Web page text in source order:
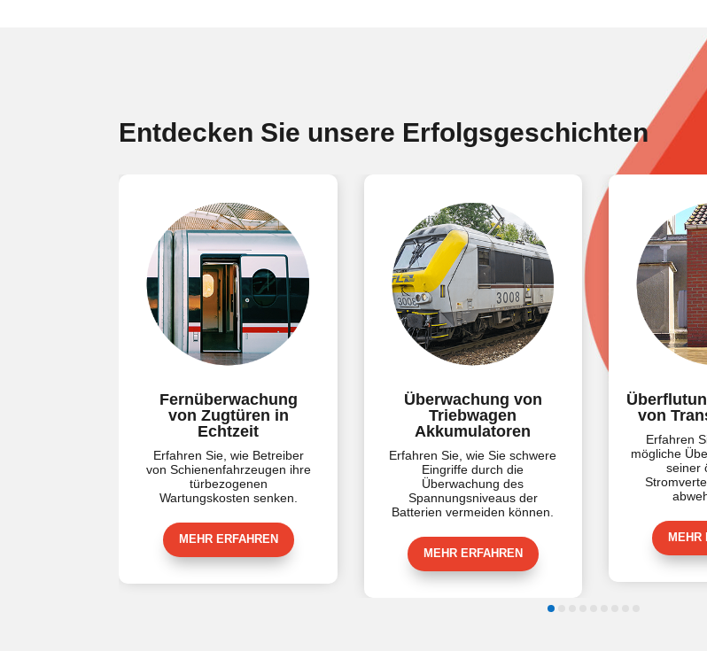
Entdecken Sie unsere Erfolgsgeschichten
Fernüberwachung
Erfahren Sie, wie Betreiber
von Schienenfahrzeugen ihre
Wartungskosten senken.
Überwachung von
Erfahren Sie, wie Sie schwere
Eingriffe durch die
Spannungsniveaus der
Batterien vermeiden können.
Überflutungsüberwachung
von Transformatoren
Erfahren Sie, wie
ENEDIS
mögliche Überschwemmungen
Stromverteilungsstationen